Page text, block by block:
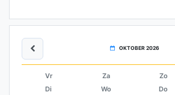
OKTOBER 2026
Vr Za Zo
Di
Wo Do